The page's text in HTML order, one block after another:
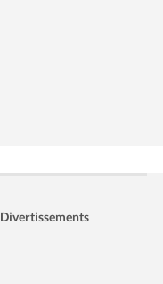
Divertissements